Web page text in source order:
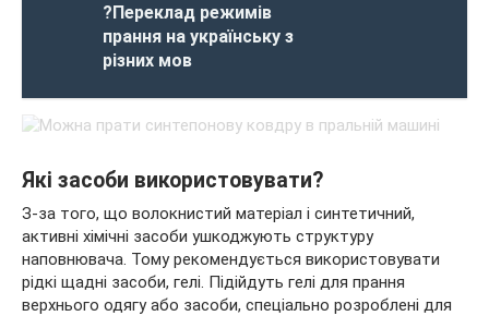
?Переклад режимів
прання на українську з
різних мов
Які засоби використовувати?
З-за того, що волокнистий матеріал і синтетичний,
активні хімічні засоби ушкоджують структуру
наповнювача. Тому рекомендується використовувати
рідкі щадні засоби, гелі. Підійдуть гелі для прання
верхнього одягу або засоби, спеціально розроблені для